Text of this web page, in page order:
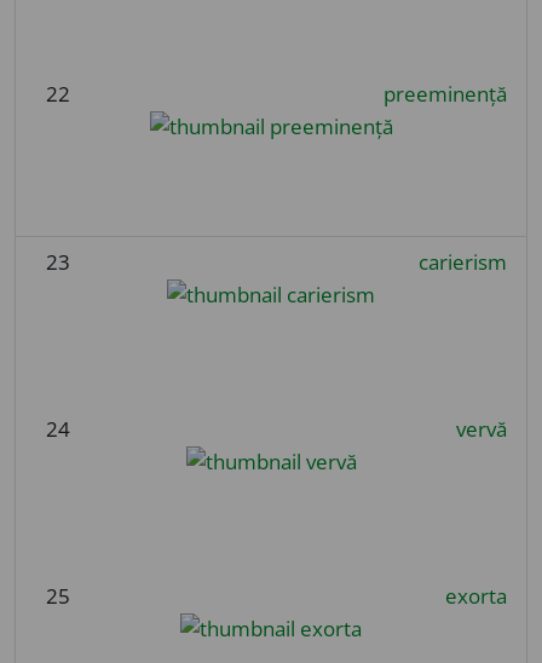
22 preeminență
23 carierism
24 vervă
25 exorta